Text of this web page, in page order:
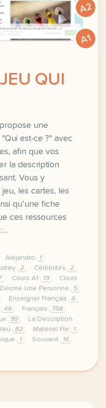
A2
A1
QUI
une
est-ce ?" avec
afin que vos
la description
Vous y
les cartes, les
qu’une fiche
ces ressources
Alejandro
1
2 Célébrités
2
Cours A1 19
Cours
Décrire Une Personne
5
Enseigner Français
6
46 Français
758
99
La Description
82 Matériel Fle
1
1 Souvent
16
semaine je vous